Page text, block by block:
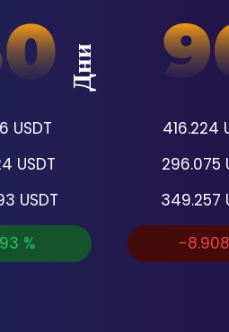
Дни
USDT
USDT
USDT
%
416.224
296.075
349.257
-8.908